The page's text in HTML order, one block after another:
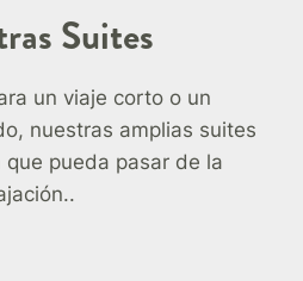
Suites
un viaje corto o un
nuestras amplias suites
pueda pasar de la